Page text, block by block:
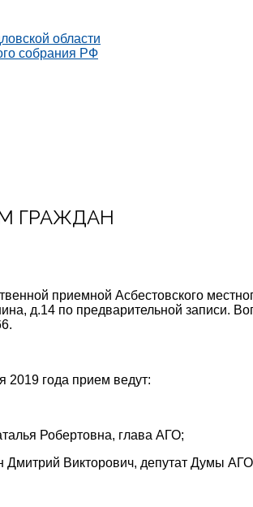
области
собрания РФ
ГРАЖДАН
приемной Асбестовского
д.14 по предварительной записи.
2019 года прием ведут:
Робертовна, глава АГО;
Дмитрий Викторович, депутат Думы